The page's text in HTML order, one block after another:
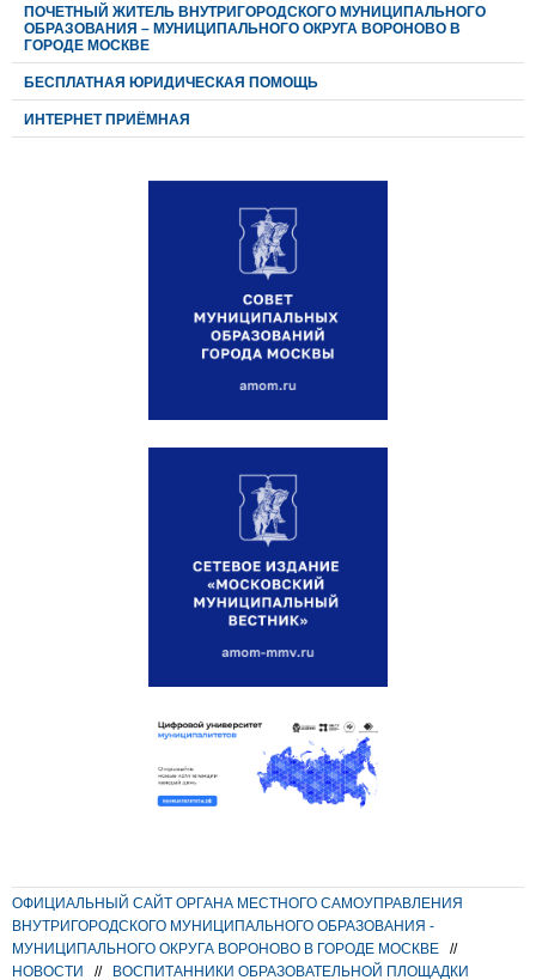
ПОЧЕТНЫЙ ЖИТЕЛЬ ВНУТРИГОРОДСКОГО МУНИЦИПАЛЬНОГО
ОБРАЗОВАНИЯ – МУНИЦИПАЛЬНОГО ОКРУГА ВОРОНОВО В
ГОРОДЕ МОСКВЕ
БЕСПЛАТНАЯ ЮРИДИЧЕСКАЯ ПОМОЩЬ
ИНТЕРНЕТ ПРИЁМНАЯ
ОФИЦИАЛЬНЫЙ САЙТ ОРГАНА МЕСТНОГО САМОУПРАВЛЕНИЯ
ВНУТРИГОРОДСКОГО МУНИЦИПАЛЬНОГО ОБРАЗОВАНИЯ -
МУНИЦИПАЛЬНОГО ОКРУГА ВОРОНОВО В ГОРОДЕ МОСКВЕ
//
НОВОСТИ
//
ВОСПИТАННИКИ ОБРАЗОВАТЕЛЬНОЙ ПЛОЩАДКИ